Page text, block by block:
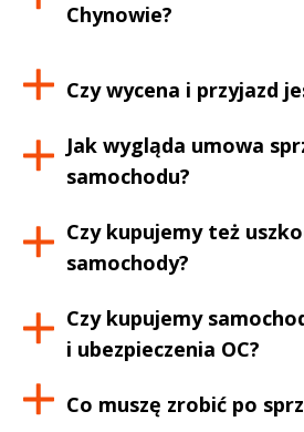
Chynowie?
Czy wycena i przyjazd
Jak wygląda umowa
samochodu?
Czy kupujemy też
samochody?
Czy kupujemy
i ubezpieczenia OC?
Co muszę zrobić po